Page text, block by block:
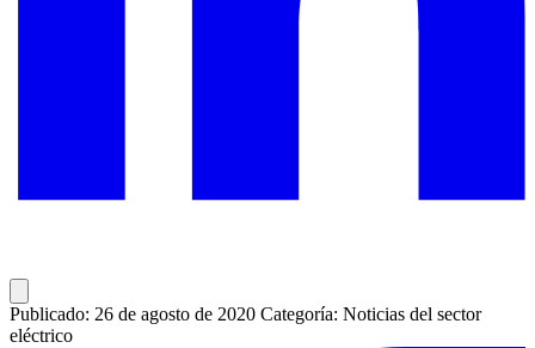
Publicado: 26 de agosto de 2020 Categoría: Noticias del sector
eléctrico